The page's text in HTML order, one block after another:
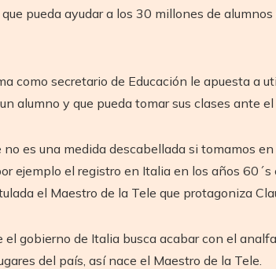
pueda ayudar a los 30 millones de
como secretario de Educación le apuesta a
alumno y que pueda tomar sus clases ante
no es una medida descabellada si tomamos
ejemplo el registro en Italia en los años
el Maestro de la Tele que protagoniza
el gobierno de Italia busca acabar con el
del país, así nace el Maestro de la Tele.